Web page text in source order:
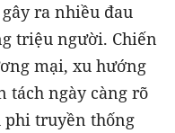
ra nhiều đau
triệu người. Chiến
mại, xu hướng
tách ngày càng rõ
phi truyền thống